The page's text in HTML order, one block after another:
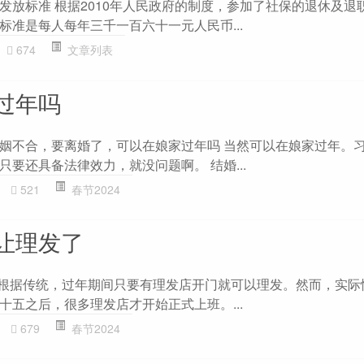
放标准 根据2010年人民政府的制度，参加了社保的退休及退
准是每人每年三千一百六十一元人民币...
674 文章列表
年吗
不合，要离婚了，可以在娘家过年吗 当然可以在娘家过年。
要还具备法律效力，就没问题啊。 结婚...
521 春节2024
理发了
据传统，过年期间只要有理发店开门就可以理发。然而，实
五之后，很多理发店才开始正式上班。...
679 春节2024